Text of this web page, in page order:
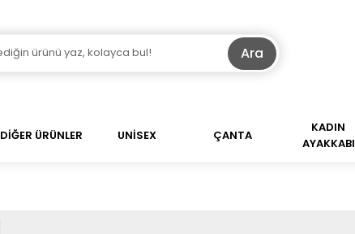
Ara
DİĞER ÜRÜNLER UNİSEX ÇANTA
KADIN
AYAKKABI